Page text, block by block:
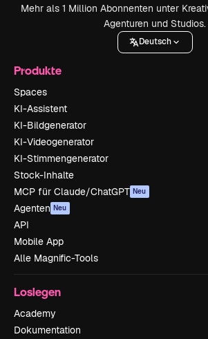
Mehr als 1 Million Abonnenten unter
Agenturen und Studios.
Deutsch
Produkte
Spaces
KI-Assistent
KI-Bildgenerator
KI-Videogenerator
KI-Stimmengenerator
Stock-Inhalte
MCP für Claude/ChatGPT Neu
Agenten Neu
API
Mobile App
Alle Magnific-Tools
Loslegen
Academy
Dokumentation